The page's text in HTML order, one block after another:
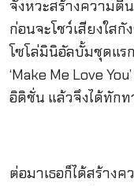
จังหวะสร้างความตื่น
ก่อนจะโชว์เสียงใสกั
โซโล่มินิอัลบั้มชุดแร
‘Make Me Love
อิดิชั่น แล้วจึงได้ทัก
ต่อมาเธอก็ได้สร้างค